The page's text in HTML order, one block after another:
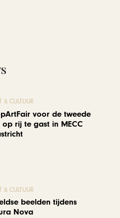
& CULTUUR
voor de tweede
op rij te gast in MECC
& CULTUUR
beelden tijdens
Nova